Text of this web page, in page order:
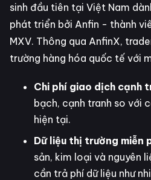
sinh đầu tiên tại Việt Nam
phát triển bởi Anfin - thành
MXV. Thông qua AnfinX,
trường hàng hóa quốc tế với
Chi phí giao dịch cạnh
bạch, cạnh tranh so với
hiện tại.
Dữ liệu thị trường miễn
sản, kim loại và nguyên
cần trả phí dữ liệu như